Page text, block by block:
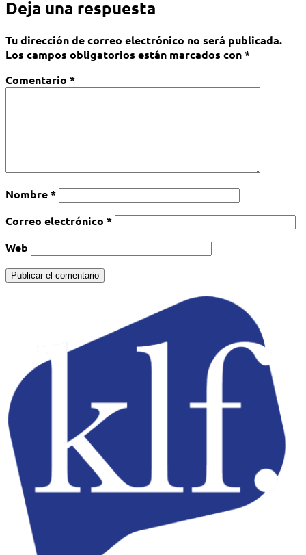
Deja una respuesta
Tu dirección de correo electrónico no será publicada.
Los campos obligatorios están marcados con*
Comentario *
Nombre*
Correo electrónico *
Web